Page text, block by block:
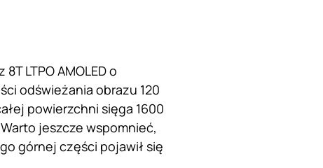
LTPO AMOLED o
odświeżania obrazu 120
powierzchni sięga 1600
jeszcze wspomnieć,
górnej części pojawił się